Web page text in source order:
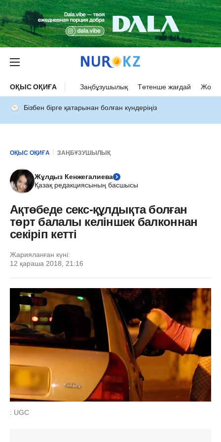
ОҚЫС ОҚИҒА Заңбұзушылық Төтенше жағдай Жол
Бізбен бірге қатарынан болған күндеріңіз
ОҚЫС ОҚИҒА ЗАҢБҰЗУШЫЛЫҚ
Жұлдыз Кенжегалиева
Қазақ редакциясының басшысы
Ақтөбеде секс-құлдықта болған
төрт балалы келіншек балконнан
секіріп кетті
Жарияланған күні:
12 қараша 2018, 21:16
: UGC